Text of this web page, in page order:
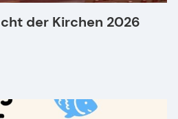
der Kirchen 2026